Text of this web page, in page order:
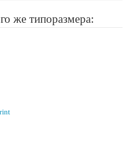
же типоразмера: